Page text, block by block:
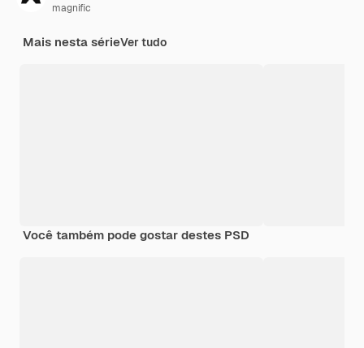
magnific
Mais nesta sérieVer tudo
Você também pode gostar destes PSD